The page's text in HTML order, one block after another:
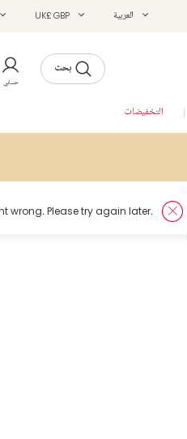
العربية UK£ GBP
بحث
حسابي
التخفيضات